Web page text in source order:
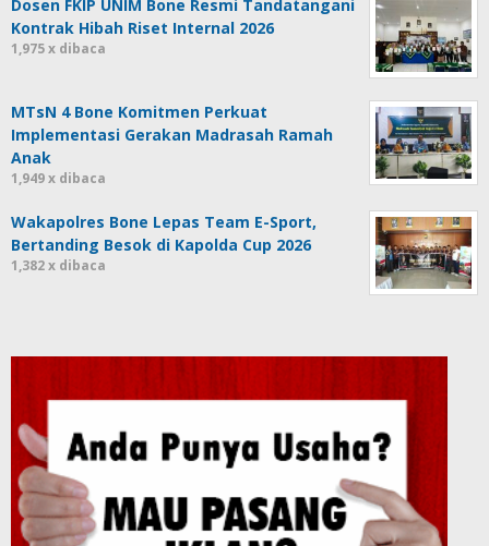
Dosen FKIP UNIM Bone Resmi Tandatangani
Kontrak Hibah Riset Internal 2026
1,975 x dibaca
MTsN 4 Bone Komitmen Perkuat
Implementasi Gerakan Madrasah Ramah
Anak
1,949 x dibaca
Wakapolres Bone Lepas Team E-Sport,
Bertanding Besok di Kapolda Cup 2026
1,382 x dibaca